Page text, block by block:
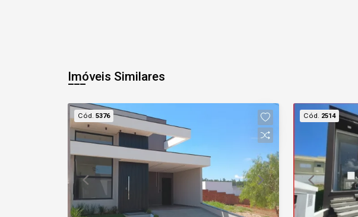
Imóveis Similares
Cód. 5376 Cód. 2514